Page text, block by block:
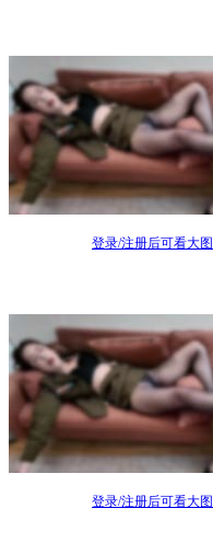
登录/注册后可看大图
登录/注册后可看大图